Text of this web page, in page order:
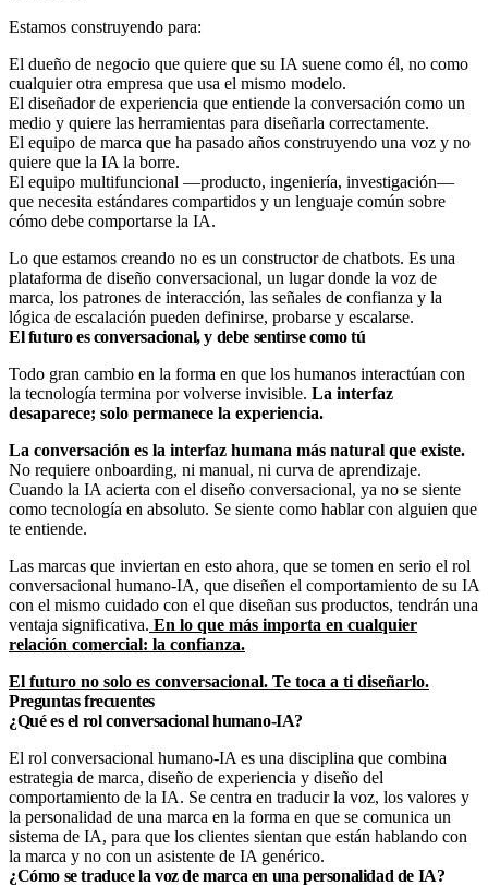
Estamos construyendo para:
El dueño de negocio que quiere que su IA suene como él, no como
cualquier otra empresa que usa el mismo modelo.
El diseñador de experiencia que entiende la conversación como un
medio y quiere las herramientas para diseñarla correctamente.
El equipo de marca que ha pasado años construyendo una voz y no
quiere que la IA la borre.
El equipo multifuncional —producto, ingeniería, investigación—
que necesita estándares compartidos y un lenguaje común sobre
cómo debe comportarse la IA.
Lo que estamos creando no es un constructor de chatbots. Es una
plataforma de diseño conversacional, un lugar donde la voz de
marca, los patrones de interacción, las señales de confianza y la
lógica de escalación pueden definirse, probarse y escalarse.
El futuro es conversacional, y debe sentirse como tú
Todo gran cambio en la forma en que los humanos interactúan con
la tecnología termina por volverse invisible. La interfaz
desaparece; solo permanece la experiencia.
La conversación es la interfaz humana más natural que existe.
No requiere onboarding, ni manual, ni curva de aprendizaje.
Cuando la IA acierta con el diseño conversacional, ya no se siente
como tecnología en absoluto. Se siente como hablar con alguien que
te entiende.
Las marcas que inviertan en esto ahora, que se tomen en serio el rol
conversacional humano-IA, que diseñen el comportamiento de su IA
con el mismo cuidado con el que diseñan sus productos, tendrán una
ventaja significativa. En lo que más importa en cualquier
relación comercial: la confianza.
El futuro no solo es conversacional. Te toca a ti diseñarlo.
Preguntas frecuentes
¿Qué es el rol conversacional humano-IA?
El rol conversacional humano-IA es una disciplina que combina
estrategia de marca, diseño de experiencia y diseño del
comportamiento de la IA. Se centra en traducir la voz, los valores y
la personalidad de una marca en la forma en que se comunica un
sistema de IA, para que los clientes sientan que están hablando con
la marca y no con un asistente de IA genérico.
¿Cómo se traduce la voz de marca en una personalidad de IA?